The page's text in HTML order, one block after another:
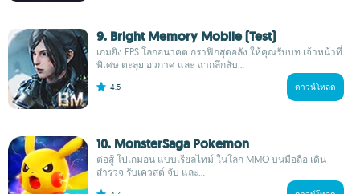
9. Bright Memory Mobile (Test)
เกมยิง FPS โลกอนาคต กราฟิกสุดอลัง ให้คุณรับบท เจ้าหน้าที่
พิเศษ ตะลุย อวกาศ และ ฉากลึกลับ...
4.5 ดาวน์โหลด
10. MonsterSaga Pokemon
ต่อสู้ โปเกมอน แบบเรียลไทม์ ในโลก MMO บนมือถือ เดิน
สำรวจ รับเควสต์ จับ และ...